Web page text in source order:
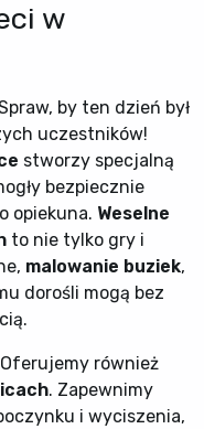
w
by ten dzień był
uczestników!
stworzy specjalną
bezpiecznie
opiekuna. Weselne
to nie tylko gry i
malowanie buziek,
dorośli mogą bez
również
. Zapewnimy
i wyciszenia,